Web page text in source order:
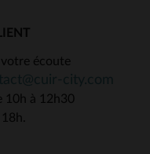
écoute
10h à 12h30